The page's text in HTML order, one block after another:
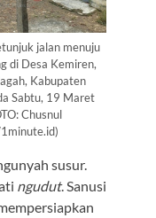
jalan menuju
di Desa Kemiren,
Kabupaten
Sabtu, 19 Maret
Chusnul
susur.
ngudut. Sanusi